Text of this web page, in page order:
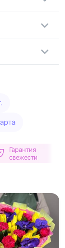
Гарантия
свежести